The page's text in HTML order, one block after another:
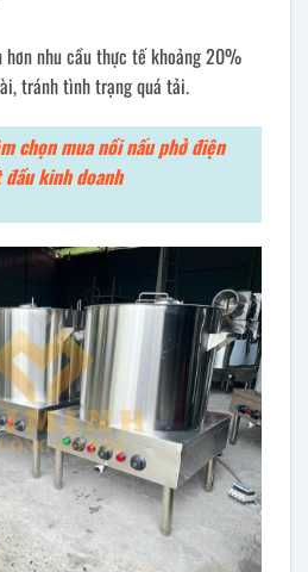
hơn nhu cầu thực tế khoảng 20%
tránh tình trạng quá tải.
chọn mua nồi nấu phở điện
kinh doanh